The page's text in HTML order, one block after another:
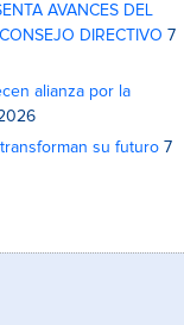
AVANCES DEL
DIRECTIVO 7
alianza por la
su futuro 7